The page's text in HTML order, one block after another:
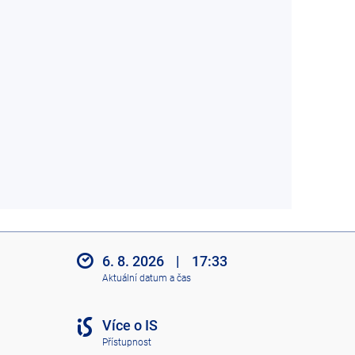
6. 8. 2026 | 17:33
Aktuální datum a čas
Více o IS
Přístupnost